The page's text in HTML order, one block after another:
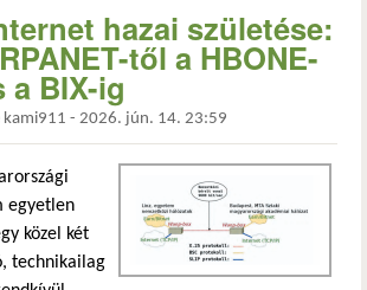
hazai születése:
től a HBONE-
a BIX-ig
kami911 - 2026. jún. 14. 23:59
egyetlen
közel két
technikailag